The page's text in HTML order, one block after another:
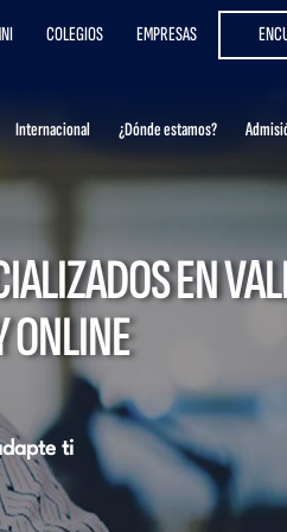
COLEGIOS EMPRESAS
Internacional ¿Dónde estamos?
EN
ONLINE
ti